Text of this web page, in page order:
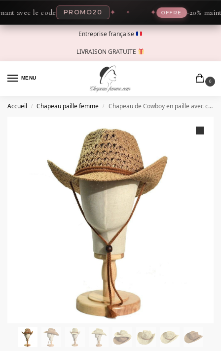
avec le code PROMO20 ✦ OFFRE -20%
Entreprise française
LIVRAISON GRATUITE
MENU
0
Accueil / Chapeau paille femme / Chapeau de Cowboy en paille avec cordon